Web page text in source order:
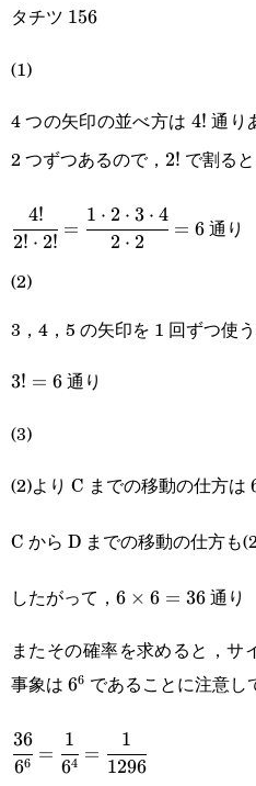
タチツ 156
156
(1)
4 つの矢印の並べ方は 4!
4! 通り
2 つずつあるので， 2!
2! で割ると
\cfrac{4!}
{2\cdot2}=6
2! ⋅ 2!
4!
=
2 ⋅ 2
1 ⋅ 2 ⋅ 3 ⋅ 4
= 6通り
(2)
3，4，5 の矢印を 1 回ずつ使
3!=6
3! = 6通り
(3)
(2)より C までの移動の仕方は
C から D までの移動の仕方も
したがって， 6\times6=36
6 × 6 = 36通り
またその確率を求めると，サ
事象は 6^6
66 であることに注意し
\cfrac{36}
{6^6}=\cfrac{1}
66
36
=
64
1
=
1296
1